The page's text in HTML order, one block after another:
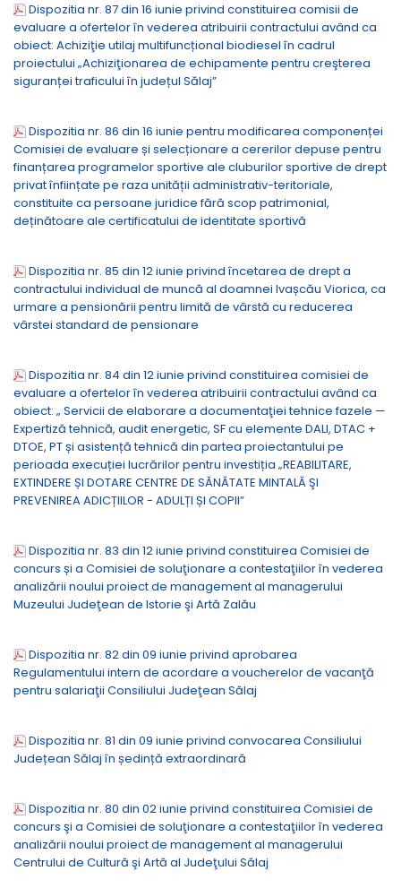
Dispozitia nr. 87 din 16 iunie privind constituirea comisii de
evaluare a ofertelor în vederea atribuirii contractului având ca
obiect: Achiziţie utilaj multifuncțional biodiesel în cadrul
proiectului „Achiziţionarea de echipamente pentru creşterea
siguranței traficului în județul Sălaj”
Dispozitia nr. 86 din 16 iunie pentru modificarea componenței
Comisiei de evaluare și selecționare a cererilor depuse pentru
finanțarea programelor sportive ale cluburilor sportive de drept
privat înființate pe raza unității administrativ-teritoriale,
constituite ca persoane juridice fără scop patrimonial,
deținătoare ale certificatului de identitate sportivă
Dispozitia nr. 85 din 12 iunie privind încetarea de drept a
contractului individual de muncă al doamnei Ivașcău Viorica, ca
urmare a pensionării pentru limită de vârstă cu reducerea
vârstei standard de pensionare
Dispozitia nr. 84 din 12 iunie privind constituirea comisiei de
evaluare a ofertelor în vederea atribuirii contractului având ca
obiect: „ Servicii de elaborare a documentaţiei tehnice fazele —
Expertiză tehnică, audit energetic, SF cu elemente DALI, DTAC +
DTOE, PT și asistență tehnică din partea proiectantului pe
perioada execuției lucrărilor pentru investiția „REABILITARE,
EXTINDERE ȘI DOTARE CENTRE DE SĂNĂTATE MINTALĂ ŞI
PREVENIREA ADICȚIILOR - ADULȚI ȘI COPII”
Dispozitia nr. 83 din 12 iunie privind constituirea Comisiei de
concurs și a Comisiei de soluţionare a contestaţiilor în vederea
analizării noului proiect de management al managerului
Muzeului Judeţean de Istorie şi Artă Zalău
Dispozitia nr. 82 din 09 iunie privind aprobarea
Regulamentului intern de acordare a voucherelor de vacanţă
pentru salariaţii Consiliului Judeţean Sălaj
Dispozitia nr. 81 din 09 iunie privind convocarea Consiliului
Județean Sălaj în ședință extraordinară
Dispozitia nr. 80 din 02 iunie privind constituirea Comisiei de
concurs şi a Comisiei de soluţionare a contestaţiilor în vederea
analizării noului proiect de management al managerului
Centrului de Cultură şi Artă al Judeţului Sălaj